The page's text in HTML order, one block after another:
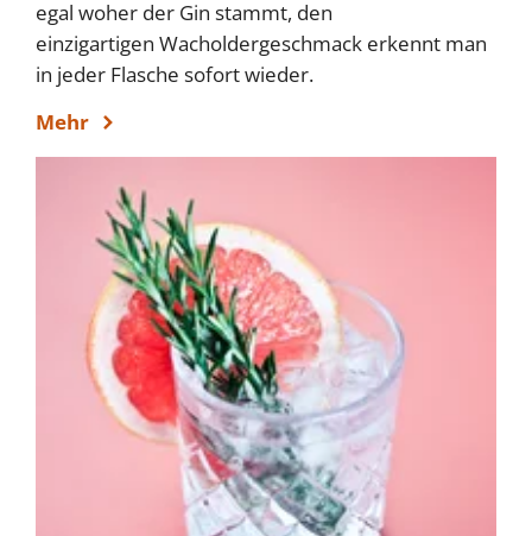
egal woher der Gin stammt, den
einzigartigen Wacholdergeschmack erkennt man
in jeder Flasche sofort wieder.
Mehr